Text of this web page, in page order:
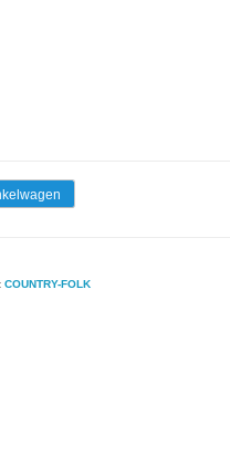
COUNTRY-FOLK